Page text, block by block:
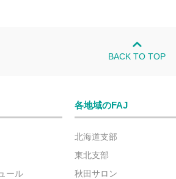
BACK TO TOP
ール
各地域のFAJ
北海道支部
東北支部
秋田サロン